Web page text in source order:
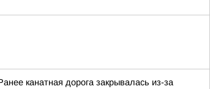
канатная дорога закрывалась из-за